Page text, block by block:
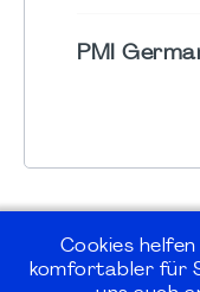
PMI
Cookies
komfortabler für